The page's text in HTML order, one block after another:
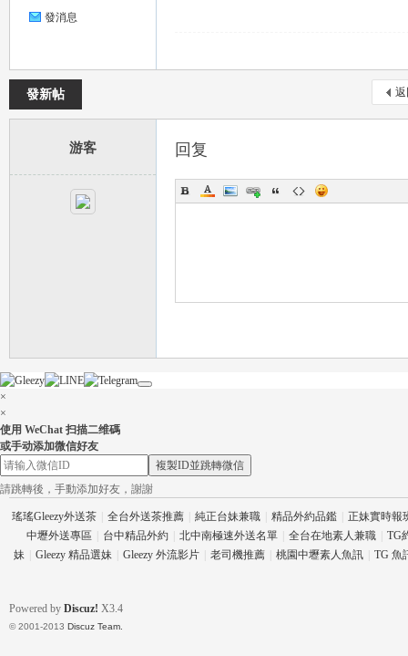
發消息
發新帖
游客 回复
×
×
使用 WeChat 扫描二维碼
或手动添加微信好友
複製ID並跳轉微信
請跳轉後，手動添加好友，謝謝
瑤瑤Gleezy外送茶 全台外送茶推薦 純正台妹兼職 精品外約品鑑
正妹實時報
中壢外送專區
台中精品外約 北中南極速外送名單 全台在地素人兼職
TG
妹
Gleezy 精品選妹 Gleezy 外流影片 老司機推薦 桃園中壢素人魚訊 TG 魚
Powered by Discuz! X3.4
© 2001-2013 Discuz Team.